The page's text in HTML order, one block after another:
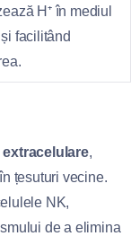
H⁺ în mediul
facilitând
,
țesuturi vecine.
NK,
de a elimina